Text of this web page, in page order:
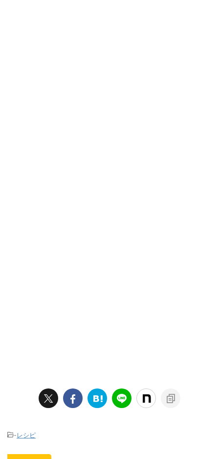
-レシピ